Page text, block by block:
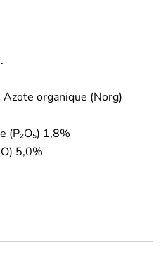
organique (Norg)
(P₂O₅) 1,8%
5,0%